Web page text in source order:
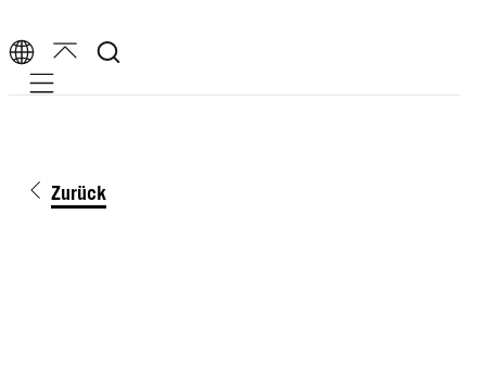
Mobile navigation
Zurück